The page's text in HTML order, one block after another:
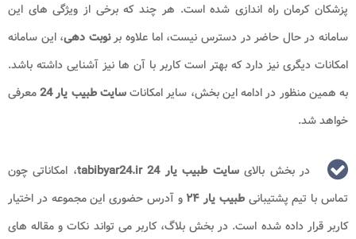
پزشکان کرمان راه اندازی شده است. هر چند که برخی از ویژگی های این
سامانه در حال حاضر در دسترس نیست، اما علاوه برنوبت دهی، این سامانه
امکانات دیگری نیز دارد که بهتر است کاربر با آن ها نیز آشنایی داشته باشد.
به همین منظور در ادامه این بخش، سایر امکاناتسایت طبیب یار 24
معرفی
خواهد شد.
در بخش بالایسایت طبیب یار 24 tabibyar24.ir
، امکاناتی چون
تماس با تیم پشتیبانی طبیب یار ۲۴
و آدرس حضوری این مجموعه در اختیار
کاربر قرار داده شده است. در بخش بلاگ، کاربر می تواند نکات و مقاله های